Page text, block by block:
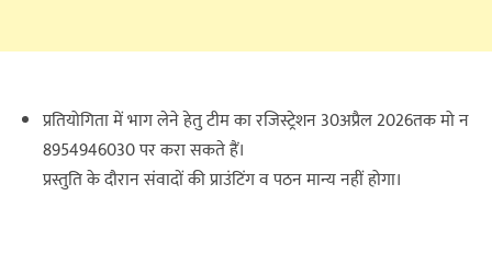
प्रतियोगिता में भाग लेने हेतु टीम का रजिस्ट्रेशन 30अप्रैल 2026तक मो न
8954946030 पर करा‌ सकते हैं।
प्रस्तुति के दौरान संवादों की प्राउंटिंग व पठन मान्य नहीं होगा।